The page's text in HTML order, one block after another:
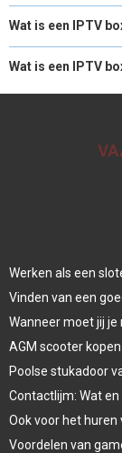
Wat is een IPTV
Wat is een IPTV
Werken als een
Vinden van een
Wanneer moet jij
AGM scooter kopen
Poolse stukadoor
Contactlijm: Wat
Ook voor het
Voordelen van